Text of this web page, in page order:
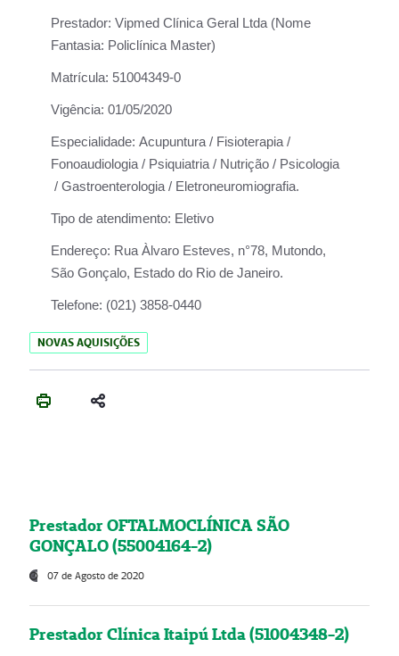
Prestador: Vipmed Clínica Geral Ltda (Nome
Fantasia: Policlínica Master)
Matrícula: 51004349-0
Vigência: 01/05/2020
Especialidade: Acupuntura / Fisioterapia /
Fonoaudiologia / Psiquiatria / Nutrição / Psicologia
/ Gastroenterologia / Eletroneuromiografia.
Tipo de atendimento: Eletivo
Endereço: Rua Àlvaro Esteves, n°78, Mutondo,
São Gonçalo, Estado do Rio de Janeiro.
Telefone: (021) 3858-0440
NOVAS AQUISIÇÕES
Prestador OFTALMOCLÍNICA SÃO
GONÇALO (55004164-2)
07 de Agosto de 2020
Prestador Clínica Itaipú Ltda (51004348-2)